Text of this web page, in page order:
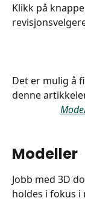
Klikk på
Det er mulig å
denne
Modeller
Jobb med 3D
holdes i fokus i